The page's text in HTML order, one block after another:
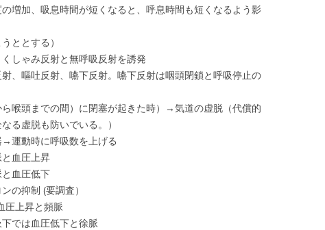
増加、吸息時間が短くなると、呼息時間も短くなるよう影
ととする）
しゃみ反射と無呼吸反射を誘発
、嘔吐反射、嚥下反射。嚥下反射は咽頭閉鎖と呼吸停止の
喉頭までの間）に閉塞が起きた時）→気道の虚脱（代償的
る虚脱も防いでいる。）
→運動時に呼吸数を上げる
血圧上昇
血圧低下
の抑制 (要調査）
圧上昇と頻脈
では血圧低下と徐脈